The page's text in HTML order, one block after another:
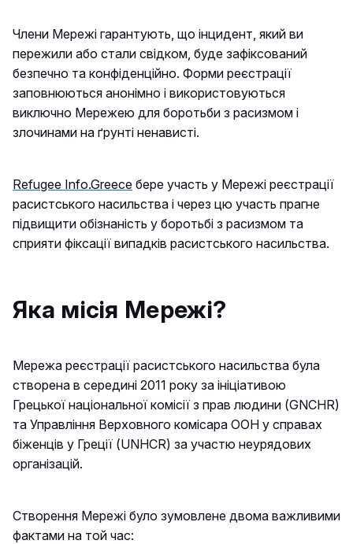
Члени Мережі гарантують, що інцидент, який ви
пережили або стали свідком, буде зафіксований
безпечно та конфіденційно. Форми реєстрації
заповнюються анонімно і використовуються
виключно Мережею для боротьби з расизмом і
злочинами на ґрунті ненависті.
Refugee Info.Greece бере участь у Мережі реєстрації
расистського насильства і через цю участь прагне
підвищити обізнаність у боротьбі з расизмом та
сприяти фіксації випадків расистського насильства.
Яка місія Мережі?
Мережа реєстрації расистського насильства була
створена в середині 2011 року за ініціативою
Грецької національної комісії з прав людини (GNCHR)
та Управління Верховного комісара ООН у справах
біженців у Греції (UNHCR) за участю неурядових
організацій.
Створення Мережі було зумовлене двома важливими
фактами на той час: